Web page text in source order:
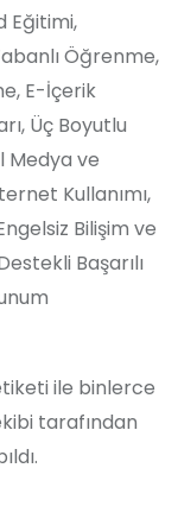
Eğitimi,
Öğrenme,
E-İçerik
Üç Boyutlu
Medya ve
Kullanımı,
Bilişim ve
Başarılı
ile binlerce
tarafından